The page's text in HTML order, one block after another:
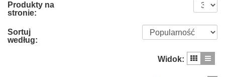
Produkty na
stronie:
Sortuj
według:
Widok: